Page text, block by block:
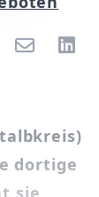
dortige
sie